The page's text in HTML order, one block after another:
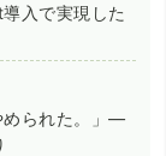
入で実現した
められた。」―